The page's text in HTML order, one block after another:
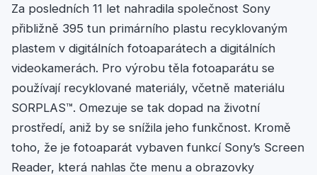
Za posledních 11 let nahradila společnost Sony
přibližně 395 tun primárního plastu recyklovaným
plastem v digitálních fotoaparátech a digitálních
videokamerách. Pro výrobu těla fotoaparátu se
používají recyklované materiály, včetně materiálu
SORPLAS™. Omezuje se tak dopad na životní
prostředí, aniž by se snížila jeho funkčnost. Kromě
toho, že je fotoaparát vybaven funkcí Sony’s Screen
Reader, která nahlas čte menu a obrazovky